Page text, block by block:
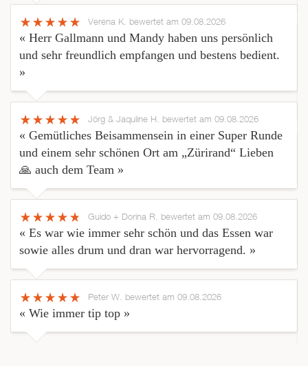
Verena K. bewertet am 09.08.2026
« Herr Gallmann und Mandy haben uns persönlich
und sehr freundlich empfangen und bestens bedient.
»
Jörg & Jaquline H. bewertet am 09.08.2026
« Gemütliches Beisammensein in einer Super Runde
und einem sehr schönen Ort am „Zürirand“ Lieben
🙏 auch dem Team »
Guido + Dorina R. bewertet am 09.08.2026
« Es war wie immer sehr schön und das Essen war
sowie alles drum und dran war hervorragend. »
Peter W. bewertet am 09.08.2026
« Wie immer tip top »